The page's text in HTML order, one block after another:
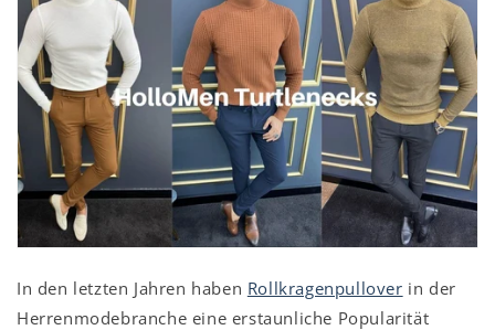
In den letzten Jahren haben Rollkragenpullover in der
Herrenmodebranche eine erstaunliche Popularität